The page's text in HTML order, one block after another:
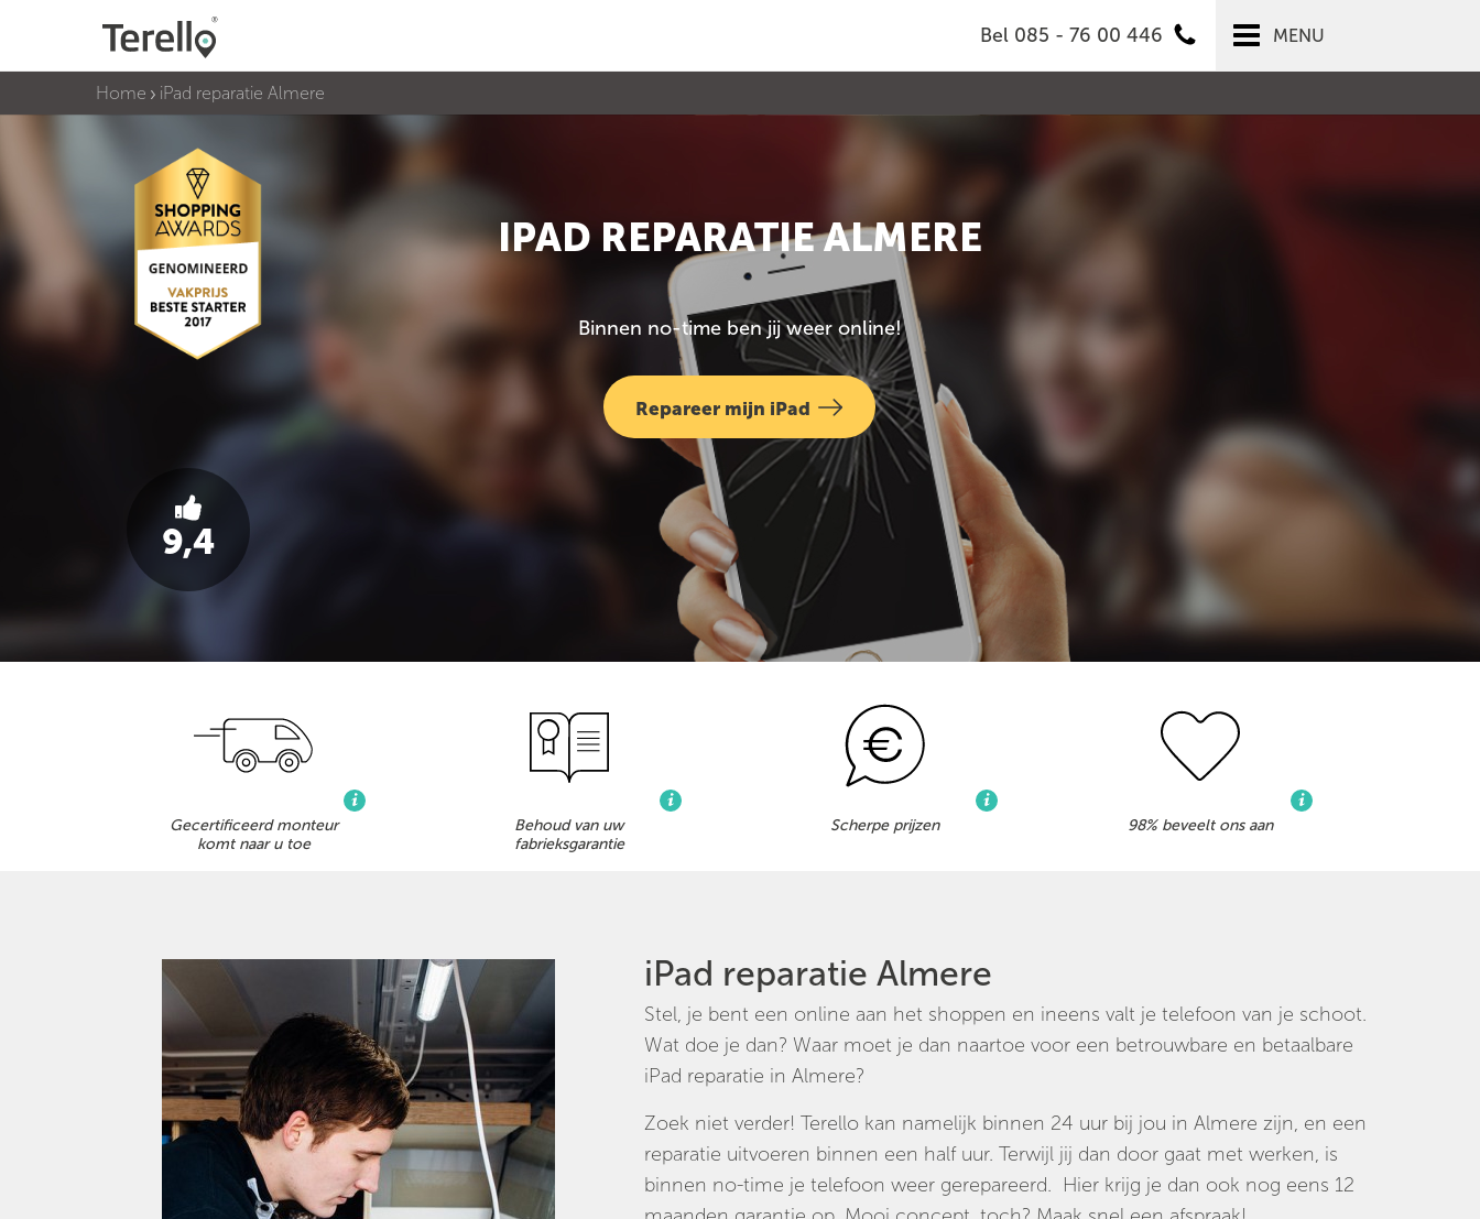
Bel 085 - 76 00 446 MENU
Home iPad reparatie Almere
IPAD REPARATIE ALMERE
Binnen no-time ben jij weer online!
Repareer mijn iPad
9,4
Gecertificeerd monteur
komt naar u toe
Behoud van uw
fabrieksgarantie
Scherpe prijzen 98% beveelt ons aan
iPad reparatie Almere
Stel, je bent een online aan het shoppen en ineens valt je telefoon van je schoot.
Wat doe je dan? Waar moet je dan naartoe voor een betrouwbare en betaalbare
iPad reparatie in Almere?
Zoek niet verder! Terello kan namelijk binnen 24 uur bij jou in Almere zijn, en een
reparatie uitvoeren binnen een half uur. Terwijl jij dan door gaat met werken, is
binnen no-time je telefoon weer gerepareerd. Hier krijg je dan ook nog eens 12